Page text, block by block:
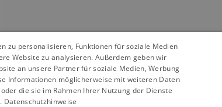
zu personalisieren, Funktionen für soziale Medien
Website zu analysieren. Außerdem geben wir
an unsere Partner für soziale Medien, Werbung
Informationen möglicherweise mit weiteren Daten
die sie im Rahmen Ihrer Nutzung der Dienste
Datenschutzhinweise